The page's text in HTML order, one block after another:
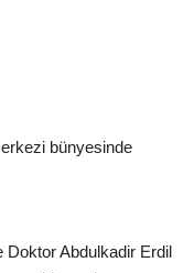
bünyesinde
Doktor Abdulkadir Erdil